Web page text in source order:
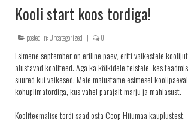
KLIENDITUGI
KRINGLID
SAIAD
Kooli start koos tordiga!
posted in:Uncategorized | 0
Esimene september on eriline päev, eriti väikestele
alustavad kooliteed. Aga ka kõikidele teistele, kes
suured kui väikesed. Meie maiustame esimesel
kohupiimatordiga, kus vahel parajalt marju ja mahlasust.
Kooliteemalise tordi saad osta Coop Hiiumaa kauplustest.